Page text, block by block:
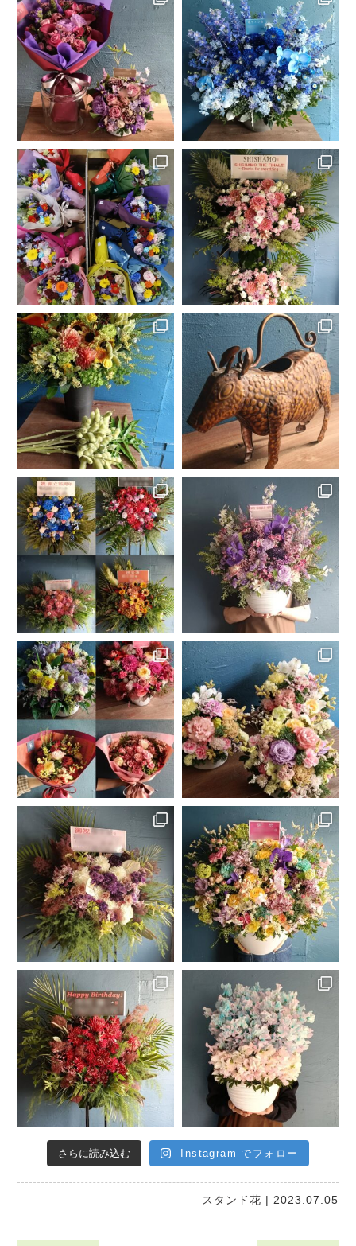
さらに読み込む Instagram でフォロー
スタンド花 | 2023.07.05